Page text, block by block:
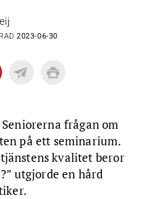
2023-06-30
frågan om
på ett seminarium.
kvalitet beror
utgjorde en hård